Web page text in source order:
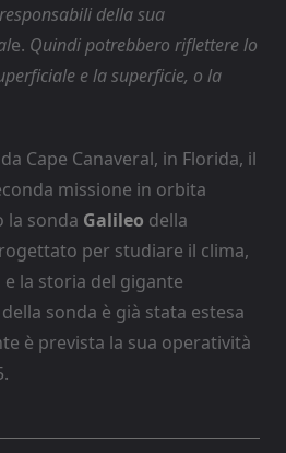
della sua
e. Quindi potrebbero riflettere lo
e la superficie, o la
Cape Canaveral, in Florida, il
missione in orbita
la sonda Galileo della
per studiare il clima,
e la storia del gigante
sonda è già stata estesa
è prevista la sua operatività